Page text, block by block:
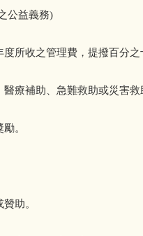
公益義務)
度所收之管理費，提撥百分
醫療補助、急難救助或災害救
。
助。